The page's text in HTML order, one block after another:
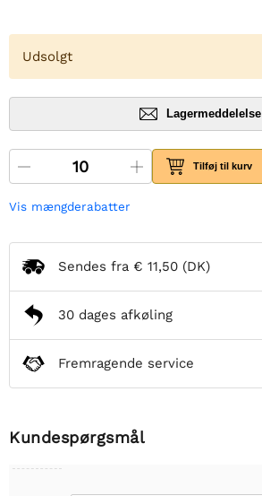
Udsolgt
Lagermeddelelse
Tilføj til kurv
Vis mængderabatter
Sendes fra € 11,50 (DK)
30 dages afkøling
Fremragende service
Kundespørgsmål